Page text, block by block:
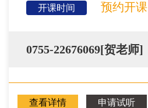
开课时间 预约开课
0755-22676069[贺老师]
查看详情 申请试听